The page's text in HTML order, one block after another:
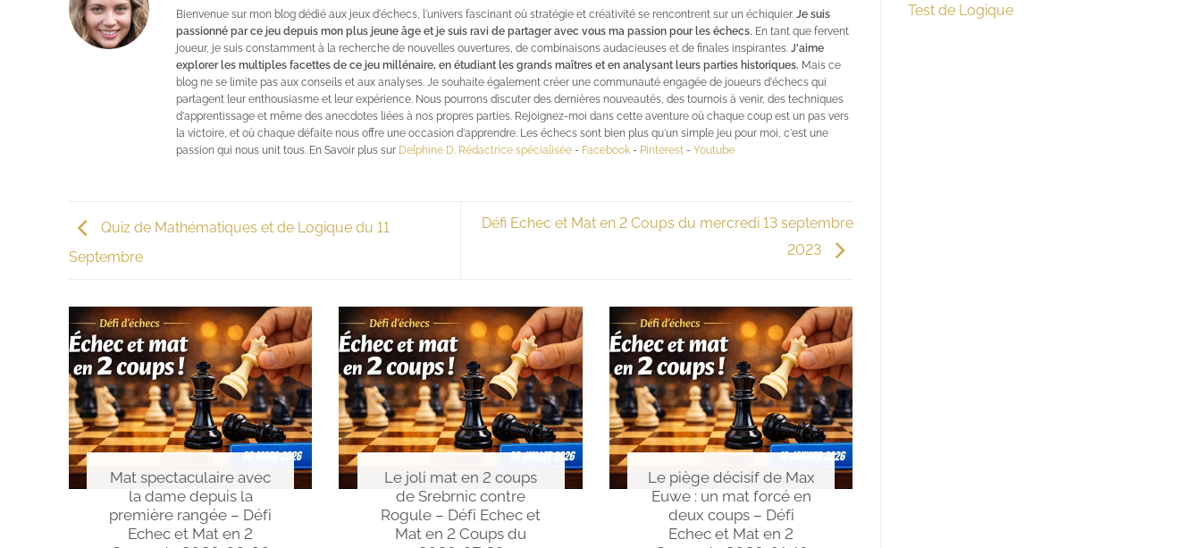
Bienvenue sur mon blog dédié aux jeux d'échecs, l'univers fascinant où stratégie et créativité se rencontrent sur un échiquier. Je suis
passionné par ce jeu depuis mon plus jeune âge et je suis ravi de partager avec vous ma passion pour les échecs. En tant que fervent
joueur, je suis constamment à la recherche de nouvelles ouvertures, de combinaisons audacieuses et de finales inspirantes. J'aime
explorer les multiples facettes de ce jeu millénaire, en étudiant les grands maîtres et en analysant leurs parties historiques. Mais ce
blog ne se limite pas aux conseils et aux analyses. Je souhaite également créer une communauté engagée de joueurs d'échecs qui
partagent leur enthousiasme et leur expérience. Nous pourrons discuter des dernières nouveautés, des tournois à venir, des techniques
d'apprentissage et même des anecdotes liées à nos propres parties. Rejoignez-moi dans cette aventure où chaque coup est un pas vers
la victoire, et où chaque défaite nous offre une occasion d'apprendre. Les échecs sont bien plus qu'un simple jeu pour moi, c'est une
passion qui nous unit tous. En Savoir plus sur Delphine D. Rédactrice spécialisée - Facebook - Pinterest - Youtube
Quiz de Mathématiques et de Logique du 11
Septembre
Défi Echec et Mat en 2 Coups du mercredi 13 septembre
2023
Mat spectaculaire avec
la dame depuis la
première rangée – Défi
Echec et Mat en 2
Le joli mat en 2 coups
de Srebrnic contre
Rogule – Défi Echec et
Mat en 2 Coups du
Le piège décisif de Max
Euwe : un mat forcé en
deux coups – Défi
Echec et Mat en 2
Test de Logique